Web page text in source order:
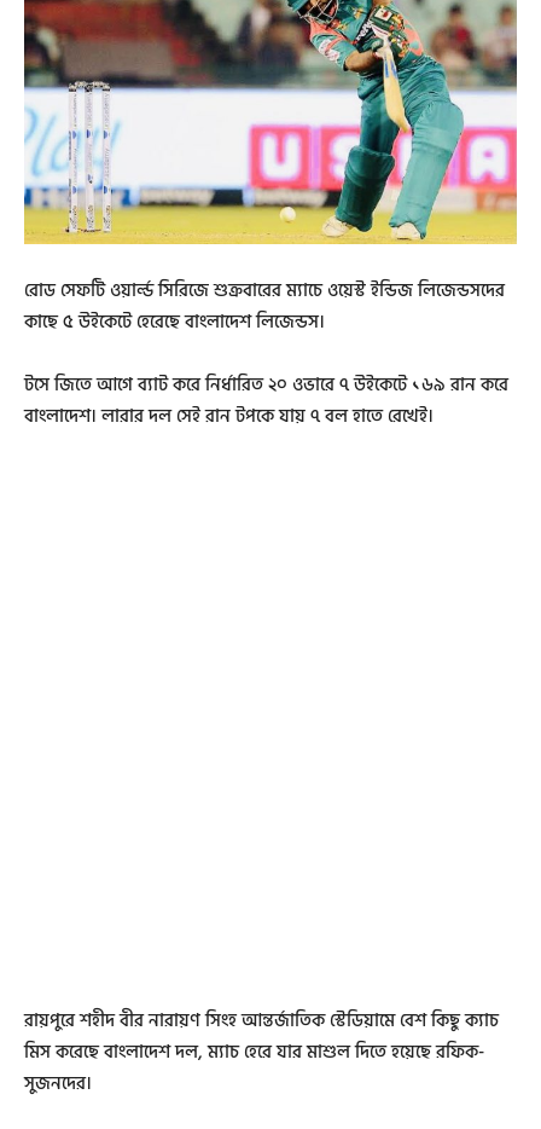
রোড সেফটি ওয়ার্ল্ড সিরিজে শুক্রবারের ম্যাচে ওয়েস্ট ইন্ডিজ লিজেন্ডসদের
কাছে ৫ উইকেটে হেরেছে বাংলাদেশ লিজেন্ডস।
টসে জিতে আগে ব্যাট করে নির্ধারিত ২০ ওভারে ৭ উইকেটে ১৬৯ রান করে
বাংলাদেশ। লারার দল সেই রান টপকে যায় ৭ বল হাতে রেখেই।
রায়পুরে শহীদ বীর নারায়ণ সিংহ আন্তর্জাতিক স্টেডিয়ামে বেশ কিছু ক্যাচ
মিস করেছে বাংলাদেশ দল, ম্যাচ হেরে যার মাশুল দিতে হয়েছে রফিক-
সুজনদের।